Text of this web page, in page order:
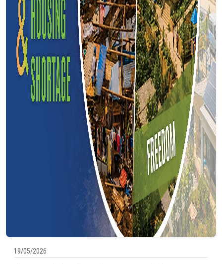
19/05/2026